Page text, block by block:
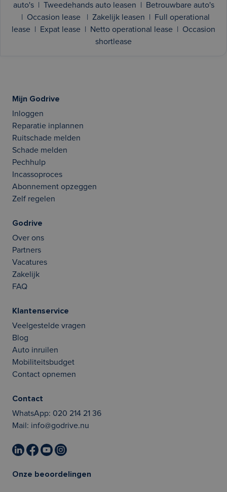
auto's
Tweedehands auto leasen
Betrouwbare auto's
Occasion lease Zakelijk leasen
Full operational
lease
Expat lease Netto operational lease
Occasion
shortlease
Mijn Godrive
Inloggen
Reparatie inplannen
Ruitschade melden
Schade melden
Pechhulp
Incassoproces
Abonnement opzeggen
Zelf regelen
Godrive
Over ons
Partners
Vacatures
Zakelijk
FAQ
Klantenservice
Veelgestelde vragen
Blog
Auto inruilen
Mobiliteitsbudget
Contact opnemen
Contact
WhatsApp: 020 214 21 36
Mail: info@godrive.nu
Onze beoordelingen